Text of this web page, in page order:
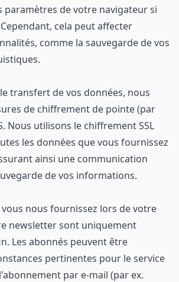
paramètres de votre navigateur si
cela peut affecter
comme la sauvegarde de vos
transfert de vos données, nous
de chiffrement de pointe (par
Nous utilisons le chiffrement SSL
les données que vous fournissez
ainsi une communication
de vos informations.
vous nous fournissez lors de votre
newsletter sont uniquement
Les abonnés peuvent être
pertinentes pour le service
par e-mail (par ex.